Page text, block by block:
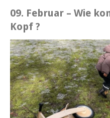
09. Februar – Wie
Kopf ?